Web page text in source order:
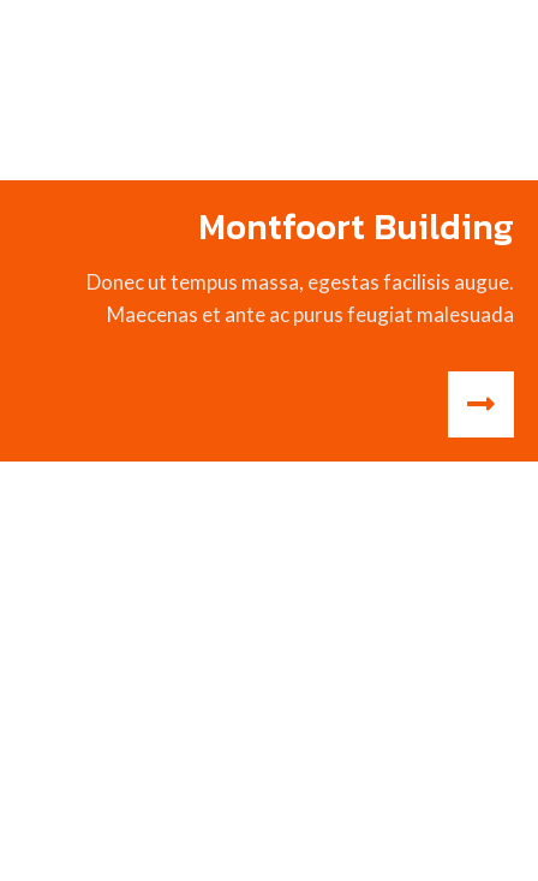
Montfoort Building
Donec ut tempus massa, egestas facilisis augue.
Maecenas et ante ac purus feugiat malesuada